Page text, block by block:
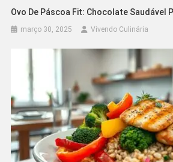
Ovo De Páscoa Fit: Chocolate Saudável
março 30, 2025 Vivendo Culinária